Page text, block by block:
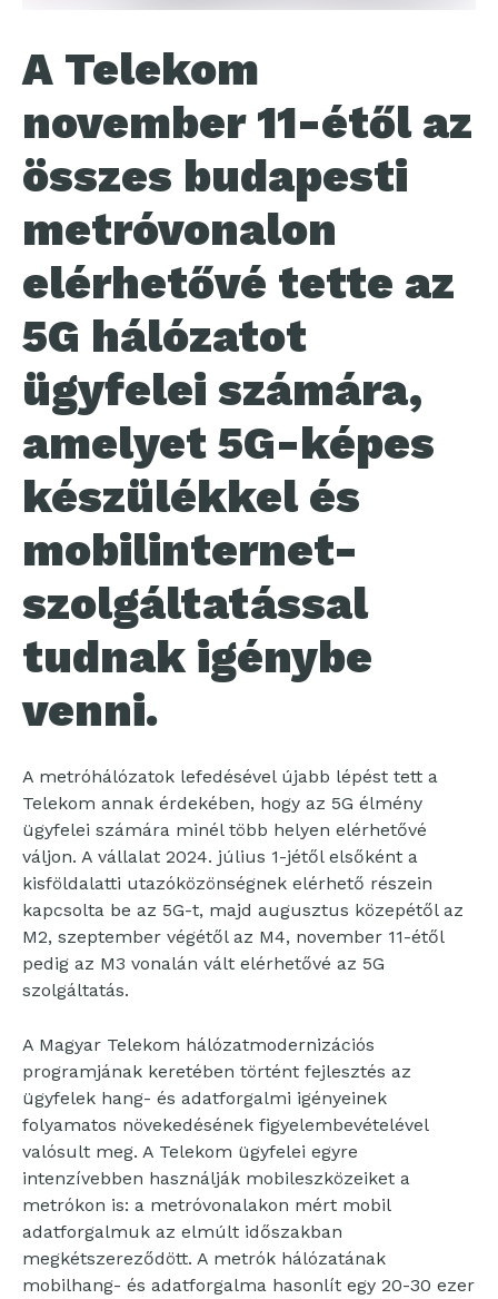
A Telekom
november 11-étől az
összes budapesti
metróvonalon
elérhetővé tette az
5G hálózatot
ügyfelei számára,
amelyet 5G-képes
készülékkel és
mobilinternet-
szolgáltatással
tudnak igénybe
venni.
A metróhálózatok lefedésével újabb lépést tett a
Telekom annak érdekében, hogy az 5G élmény
ügyfelei számára minél több helyen elérhetővé
váljon. A vállalat 2024. július 1-jétől elsőként a
kisföldalatti utazóközönségnek elérhető részein
kapcsolta be az 5G-t, majd augusztus közepétől az
M2, szeptember végétől az M4, november 11-étől
pedig az M3 vonalán vált elérhetővé az 5G
szolgáltatás.
A Magyar Telekom hálózatmodernizációs
programjának keretében történt fejlesztés az
ügyfelek hang- és adatforgalmi igényeinek
folyamatos növekedésének figyelembevételével
valósult meg. A Telekom ügyfelei egyre
intenzívebben használják mobileszközeiket a
metrókon is: a metróvonalakon mért mobil
adatforgalmuk az elmúlt időszakban
megkétszereződött. A metrók hálózatának
mobilhang- és adatforgalma hasonlít egy 20-30 ezer